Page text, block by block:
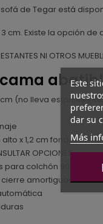
de Tegar está
cm. Existe la opción de
NI OTROS
(no lleva estantes
x 1,2 cm fondo) en
OPCIONES
colchón 90 x 105
amortiguado de
Este
dar su
Más